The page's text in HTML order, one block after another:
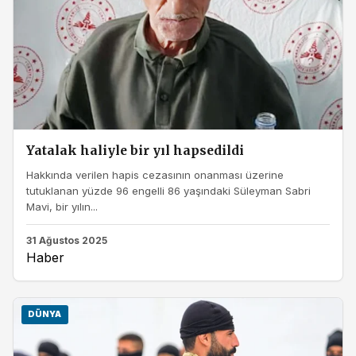
Yatalak haliyle bir yıl hapsedildi
Hakkında verilen hapis cezasının onanması üzerine
tutuklanan yüzde 96 engelli 86 yaşındaki Süleyman Sabri
Mavi, bir yılın...
31 Ağustos 2025
Haber
DÜNYA